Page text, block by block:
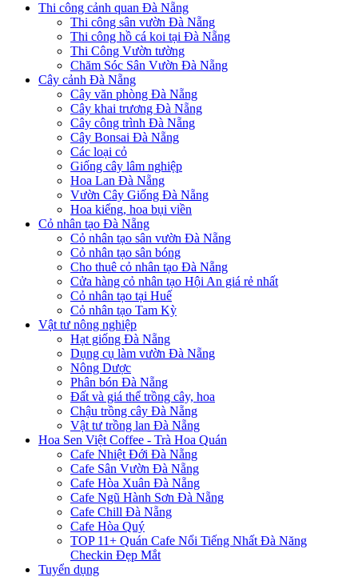
Thi công cảnh quan Đà Nẵng
Thi công sân vườn Đà Nẵng
Thi công hồ cá koi tại Đà Nẵng
Thi Công Vườn tường
Chăm Sóc Sân Vườn Đà Nẵng
Cây cảnh Đà Nẵng
Cây văn phòng Đà Nẵng
Cây khai trương Đà Nẵng
Cây công trình Đà Nẵng
Cây Bonsai Đà Nẵng
Các loại cỏ
Giống cây lâm nghiệp
Hoa Lan Đà Nẵng
Vườn Cây Giống Đà Nẵng
Hoa kiểng, hoa bụi viền
Cỏ nhân tạo Đà Nẵng
Cỏ nhân tạo sân vườn Đà Nẵng
Cỏ nhân tạo sân bóng
Cho thuê cỏ nhân tạo Đà Nẵng
Cửa hàng cỏ nhân tạo Hội An giá rẻ nhất
Cỏ nhân tạo tại Huế
Cỏ nhân tạo Tam Kỳ
Vật tư nông nghiệp
Hạt giống Đà Nẵng
Dụng cụ làm vườn Đà Nẵng
Nông Dược
Phân bón Đà Nẵng
Đất và giá thể trồng cây, hoa
Chậu trồng cây Đà Nẵng
Vật tư trồng lan Đà Nẵng
Hoa Sen Việt Coffee - Trà Hoa Quán
Cafe Nhiệt Đới Đà Nẵng
Cafe Sân Vườn Đà Nẵng
Cafe Hòa Xuân Đà Nẵng
Cafe Ngũ Hành Sơn Đà Nẵng
Cafe Chill Đà Nẵng
Cafe Hòa Quý
TOP 11+ Quán Cafe Nổi Tiếng Nhất Đà Năng
Checkin Đẹp Mắt
Tuyển dụng